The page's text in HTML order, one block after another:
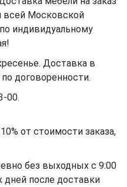
всей Московской
индивидуальному
Доставка в
договоренности.
00.
от стоимости заказа,
без выходных с 9:00
дней после доставки